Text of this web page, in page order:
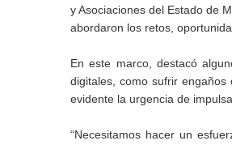
y Asociaciones del Estado de
abordaron los retos,
En este marco, destacó
digitales, como sufrir
evidente la urgencia de
“Necesitamos hacer un